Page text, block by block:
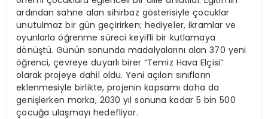
ardından sahne alan sihirbaz gösterisiyle çocuklar
unutulmaz bir gün geçirirken; hediyeler, ikramlar ve
oyunlarla öğrenme süreci keyifli bir kutlamaya
dönüştü. Günün sonunda madalyalarını alan 370 yeni
öğrenci, çevreye duyarlı birer “Temiz Hava Elçisi”
olarak projeye dahil oldu. Yeni açılan sınıfların
eklenmesiyle birlikte, projenin kapsamı daha da
genişlerken marka, 2030 yıl sonuna kadar 5 bin 500
çocuğa ulaşmayı hedefliyor.